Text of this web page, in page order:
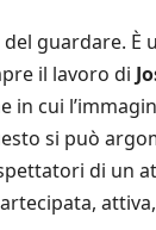
guardare.
il lavoro di
cui
si può
di un